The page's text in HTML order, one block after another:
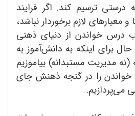
ترسیم کند. اگر فرایند
و معیارهای لازم برخوردار نباشد،
درس خواندن از دنیای ذهنی‌
برای اینکه به دانش‌آموز به
(نه مدیریت مستبدانه) بیاموزیم
خواندن را در گنجه ذهنش جای
می‌پردازیم.